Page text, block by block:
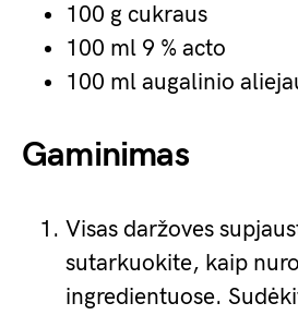
100 g cukraus
100 ml 9 % acto
100 ml augalinio
Gaminimas
Visas daržoves
sutarkuokite, kaip
ingredientuose.